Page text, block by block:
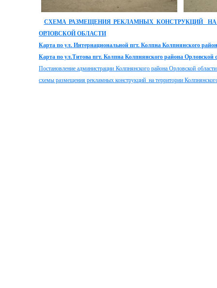
СХЕМА РАЗМЕЩЕНИЯ РЕКЛАМНЫХ КОНСТРУКЦИЙ
ОРЛОВСКОЙ ОБЛАСТИ
Карта по ул. Интернациональной пгт. Колпна Колпнянского
Карта по ул.Титова пгт. Колпна Колпнянского района Орловской
Постановление администрации Колпнянского района Орловской
схемы размещения рекламных конструкций на территории